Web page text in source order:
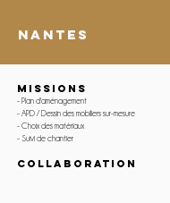
NANTES
MISSIONS
- Plan d'aménagement
- APD / Dessin des mobiliers sur-mesure
- Choix des matériaux
- Suivi de chantier
COLLABORATION